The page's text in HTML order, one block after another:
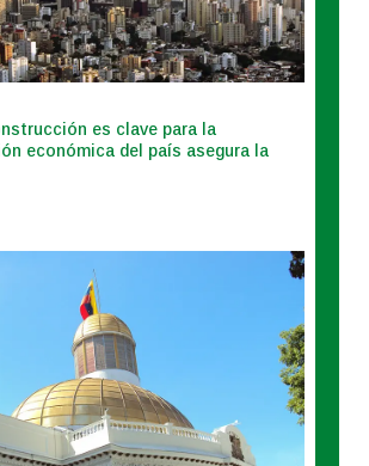
es clave para la
económica del país asegura la